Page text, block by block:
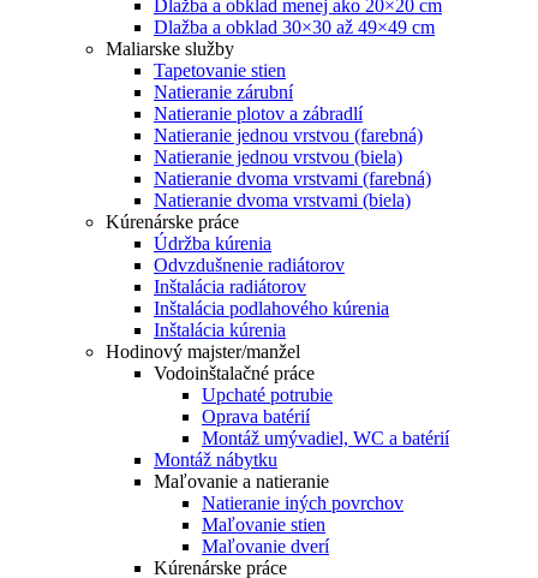
Dlažba a obklad menej ako 20×20 cm
Dlažba a obklad 30×30 až 49×49 cm
Maliarske služby
Tapetovanie stien
Natieranie zárubní
Natieranie plotov a zábradlí
Natieranie jednou vrstvou (farebná)
Natieranie jednou vrstvou (biela)
Natieranie dvoma vrstvami (farebná)
Natieranie dvoma vrstvami (biela)
Kúrenárske práce
Údržba kúrenia
Odvzdušnenie radiátorov
Inštalácia radiátorov
Inštalácia podlahového kúrenia
Inštalácia kúrenia
Hodinový majster/manžel
Vodoinštalačné práce
Upchaté potrubie
Oprava batérií
Montáž umývadiel, WC a batérií
Montáž nábytku
Maľovanie a natieranie
Natieranie iných povrchov
Maľovanie stien
Maľovanie dverí
Kúrenárske práce